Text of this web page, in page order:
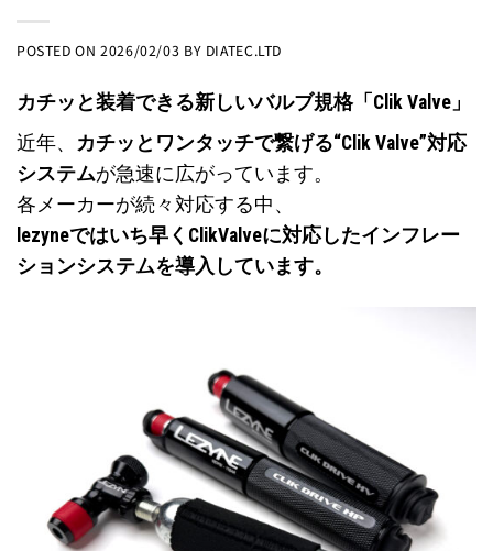
POSTED ON2026/02/03 BY DIATEC.LTD
カチッと装着できる新しいバルブ規格「Clik Valve」
近年、 カチッとワンタッチで繋げる“Clik Valve”対応
システムが急速に広がっています。
各メーカーが続々対応する中、
lezyneではいち早くClikValveに対応したインフレー
ションシステムを導入しています。